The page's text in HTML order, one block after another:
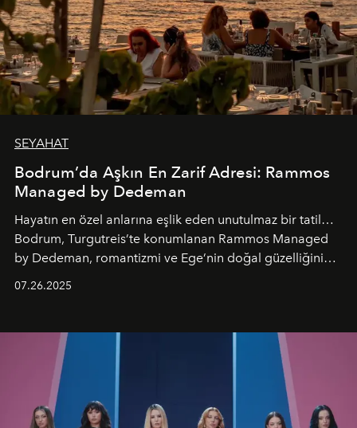
SEYAHAT
Bodrum’da Aşkın En Zarif Adresi: Rammos
Managed by Dedeman
Hayatın en özel anlarına eşlik eden unutulmaz bir tatil…
Bodrum, Turgutreis’te konumlanan Rammos Managed
by Dedeman, romantizmi ve Ege’nin doğal güzelliğini
07.26.2025